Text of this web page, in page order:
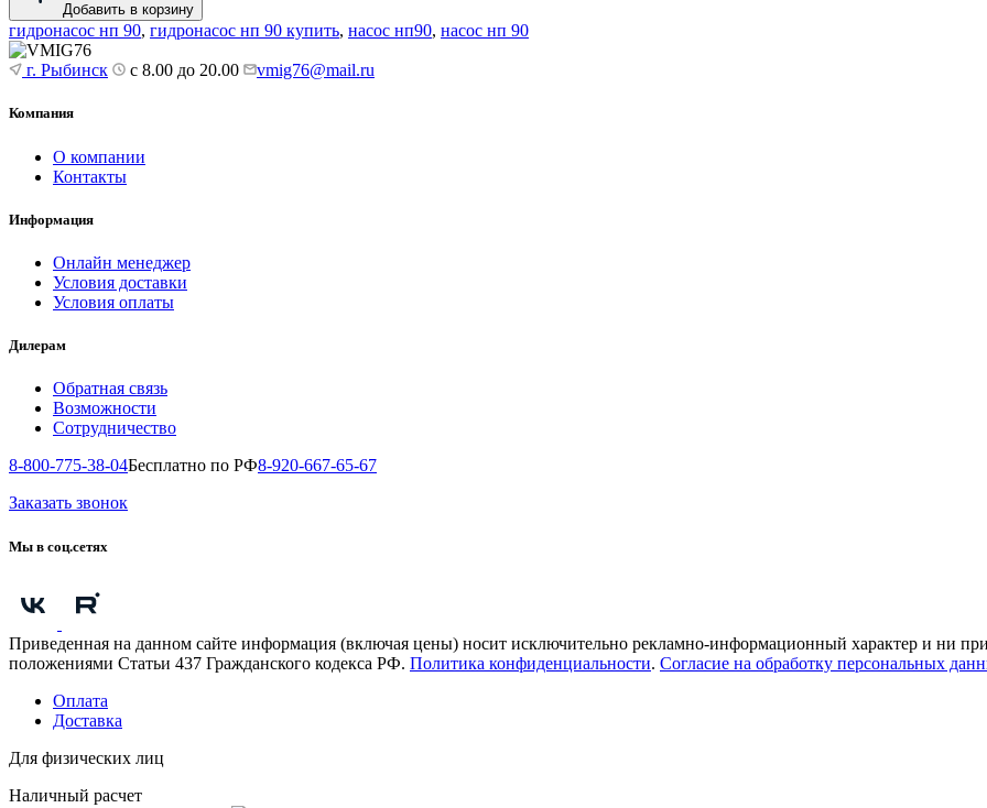
Добавить в корзину
гидронасос нп 90, гидронасос нп 90 купить, насос нп90, насос нп 90
г. Рыбинск с 8.00 до 20.00 vmig76@mail.ru
Компания
О компании
Контакты
Информация
Онлайн менеджер
Условия доставки
Условия оплаты
Дилерам
Обратная связь
Возможности
Сотрудничество
8-800-775-38-04Бесплатно по РФ8-920-667-65-67
Заказать звонок
Мы в соц.сетях
Приведенная на данном сайте информация (включая цены) носит исключительно рекламно-информационный характер и ни
положениями Статьи 437 Гражданского кодекса РФ. Политика конфиденциальности. Согласие на обработку персональных
Оплата
Доставка
Для физических лиц
Наличный расчет